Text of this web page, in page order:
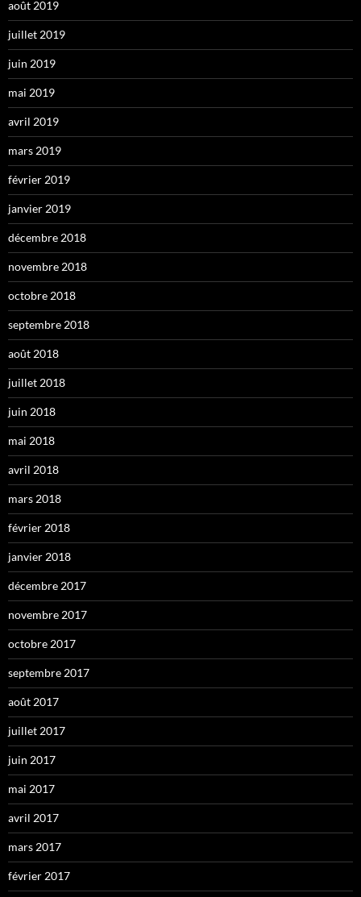
août 2019
juillet 2019
juin 2019
mai 2019
avril 2019
mars 2019
février 2019
janvier 2019
décembre 2018
novembre 2018
octobre 2018
septembre 2018
août 2018
juillet 2018
juin 2018
mai 2018
avril 2018
mars 2018
février 2018
janvier 2018
décembre 2017
novembre 2017
octobre 2017
septembre 2017
août 2017
juillet 2017
juin 2017
mai 2017
avril 2017
mars 2017
février 2017